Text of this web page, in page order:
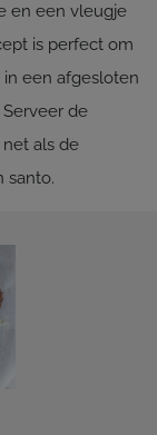
en een vleugje
is perfect om
een afgesloten
de
als de
santo.